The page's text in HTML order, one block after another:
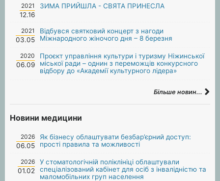
2021
12.16
ЗИМА ПРИЙШЛА - СВЯТА ПРИНЕСЛА
2021
03.05
Відбувся святковий концерт з нагоди
Міжнародного жіночого дня – 8 березня
2020
06.09
Проєкт управління культури і туризму Ніжинської
міської ради – однин з переможців конкурсного
відбору до «Академії культурного лідера»
Більше новин...
Новини медицини
2026
06.05
Як бізнесу облаштувати безбар’єрний доступ:
прості правила та можливості
2026
01.02
У стоматологічній поліклініці облаштували
спеціалізований кабінет для осіб з інвалідністю та
маломобільних груп населення